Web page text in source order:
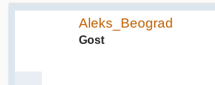
Aleks_Beograd
Gost